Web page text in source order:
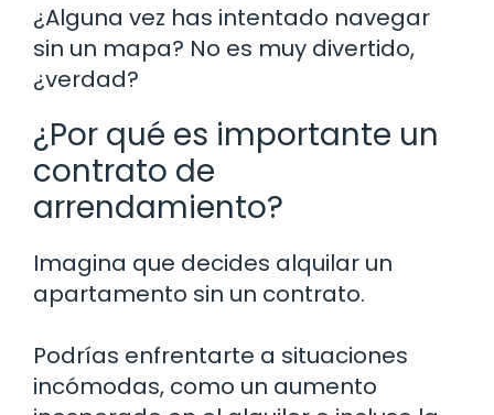
¿Alguna vez has intentado navegar
sin un mapa? No es muy divertido,
¿verdad?
¿Por qué es importante un
contrato de
arrendamiento?
Imagina que decides alquilar un
apartamento sin un contrato.
Podrías enfrentarte a situaciones
incómodas, como un aumento